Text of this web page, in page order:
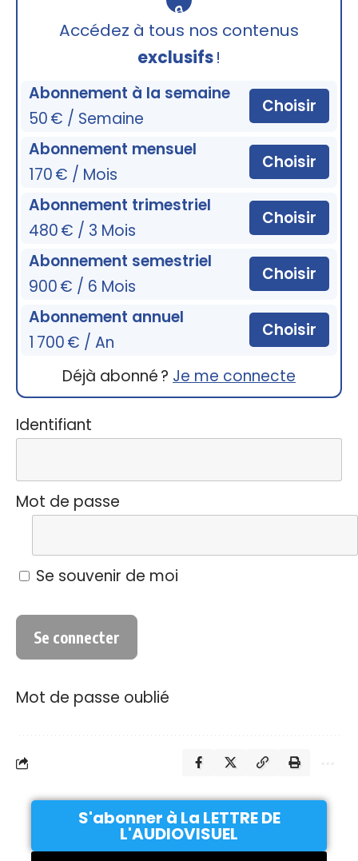
🔒
Accédez à tous nos contenus
exclusifs!
Abonnement à la semaine
50 € / Semaine
Choisir
Abonnement mensuel
170 € / Mois
Choisir
Abonnement trimestriel
480 € / 3 Mois
Choisir
Abonnement semestriel
900 € / 6 Mois
Choisir
Abonnement annuel
1 700 € / An
Choisir
Déjà abonné ? Je me connecte
Identifiant
Mot de passe
Se souvenir de moi
Mot de passe oublié
S'abonner à La LETTRE DE
L'AUDIOVISUEL